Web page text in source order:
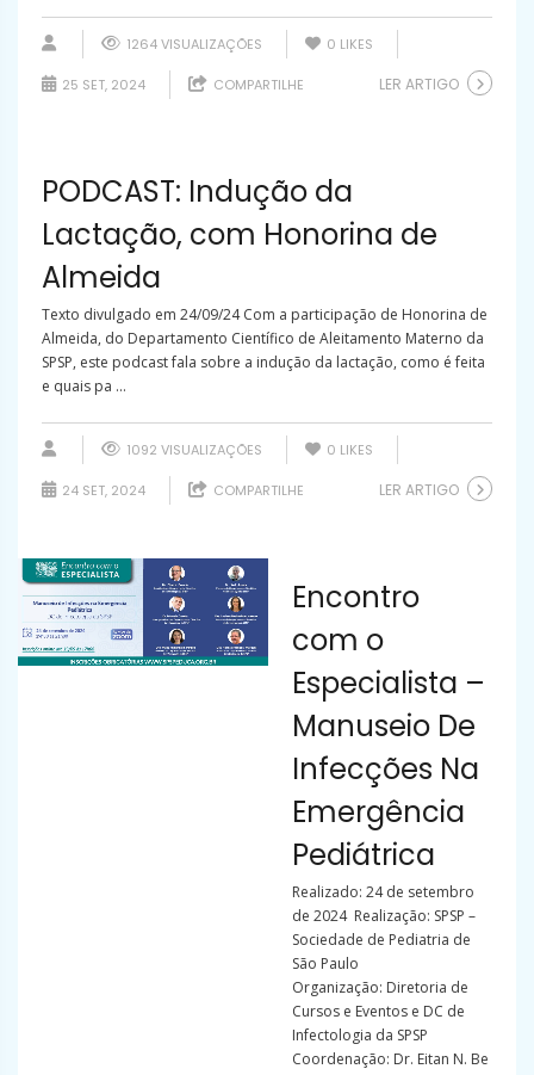
1264 VISUALIZAÇÕES 0 LIKES
25 SET, 2024 COMPARTILHE LER ARTIGO
PODCAST: Indução da
Lactação, com Honorina de
Almeida
Texto divulgado em 24/09/24 Com a participação de Honorina de
Almeida, do Departamento Científico de Aleitamento Materno da
SPSP, este podcast fala sobre a indução da lactação, como é feita
e quais pa ...
1092 VISUALIZAÇÕES 0 LIKES
24 SET, 2024 COMPARTILHE LER ARTIGO
Encontro
com o
Especialista –
Manuseio De
Infecções Na
Emergência
Pediátrica
Realizado: 24 de setembro
de 2024 Realização: SPSP –
Sociedade de Pediatria de
São Paulo
Organização: Diretoria de
Cursos e Eventos e DC de
Infectologia da SPSP
Coordenação: Dr. Eitan N. Be